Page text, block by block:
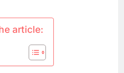
article: